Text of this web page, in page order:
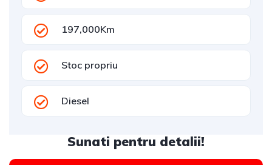
197,000Km
Stoc propriu
Diesel
Sunati pentru detalii!